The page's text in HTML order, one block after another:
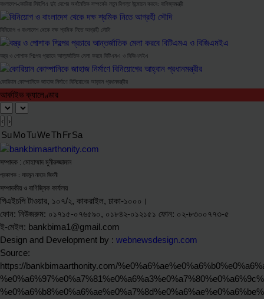
বাংলাদেশ-কোরিয়া সিইপিএ দুই দেশের অর্থনৈতিক সম্পর্কের নতুন দিগন্ত উন্মোচন করবে: বাণিজ্যমন্ত্রী
বিনিয়োগ ও বাংলাদেশ থেকে দক্ষ শ্রমিক নিতে আগ্রহী সৌদি
বস্ত্র ও পোশাক শিল্পের প্রচারে আন্তর্জাতিক মেলা করবে বিটিএমএ ও বিজিএমইএ
কোরিয়ান কোম্পানিকে জাহাজ নির্মাণে বিনিয়োগের আহ্বান প্রধানমন্ত্রীর
আর্কাইভ ক্যালেণ্ডার
‹ ›
Su MoTuWeThFrSa
সম্পাদক : মোহাম্মাদ মুনীরুজ্জামান
প্রকাশক : সায়মুন নাহার জিদনী
সম্পাদকীয় ও বাণিজ্যিক কার্যালয়
পিএইচপি টাওয়ার, ১০৭/২, কাকরাইল, ঢাকা-১০০০।
ফোন: নিউজরুম: ০১৭১৫-০৭৬৫৯০, ০১৮৪২-০১২১৫১ ফোন: ০২-৮৩০০৭৭৩-৫
ই-মেইল: bankbima1@gmail.com
Design and Development by : webnewsdesign.com
Source:
https://bankbimaarthonity.com/